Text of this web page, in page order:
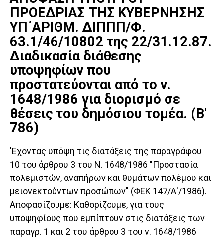
ΠΡΟΕΔΡΙΑΣ ΤΗΣ ΚΥΒΕΡΝΗΣΗΣ
ΥΠ΄ΑΡΙΘΜ. ΔΙΠΠΠ/Φ.
63.1/46/10802 της 22/31.12.87.
Διαδικασία διάθεσης
υποψηφίων που
προστατεύονται από το ν.
1648/1986 για διορισμό σε
θέσεις του δημόσιου τομέα. (Β'
786)
'Εχοντας υπόψη τις διατάξεις της παραγράφου
10 του άρθρου 3 του Ν. 1648/1986 "Προστασία
πολεμιστών, αναπήρων και θυμάτων πολέμου και
μειονεκτούντων προσώπων" (ΦΕΚ 147/Α'/1986).
Αποφασίζουμε: Καθορίζουμε, για τους
υποψηφίους που εμπίπτουν στις διατάξεις των
παραγρ. 1 και 2 του άρθρου 3 του ν. 1648/1986